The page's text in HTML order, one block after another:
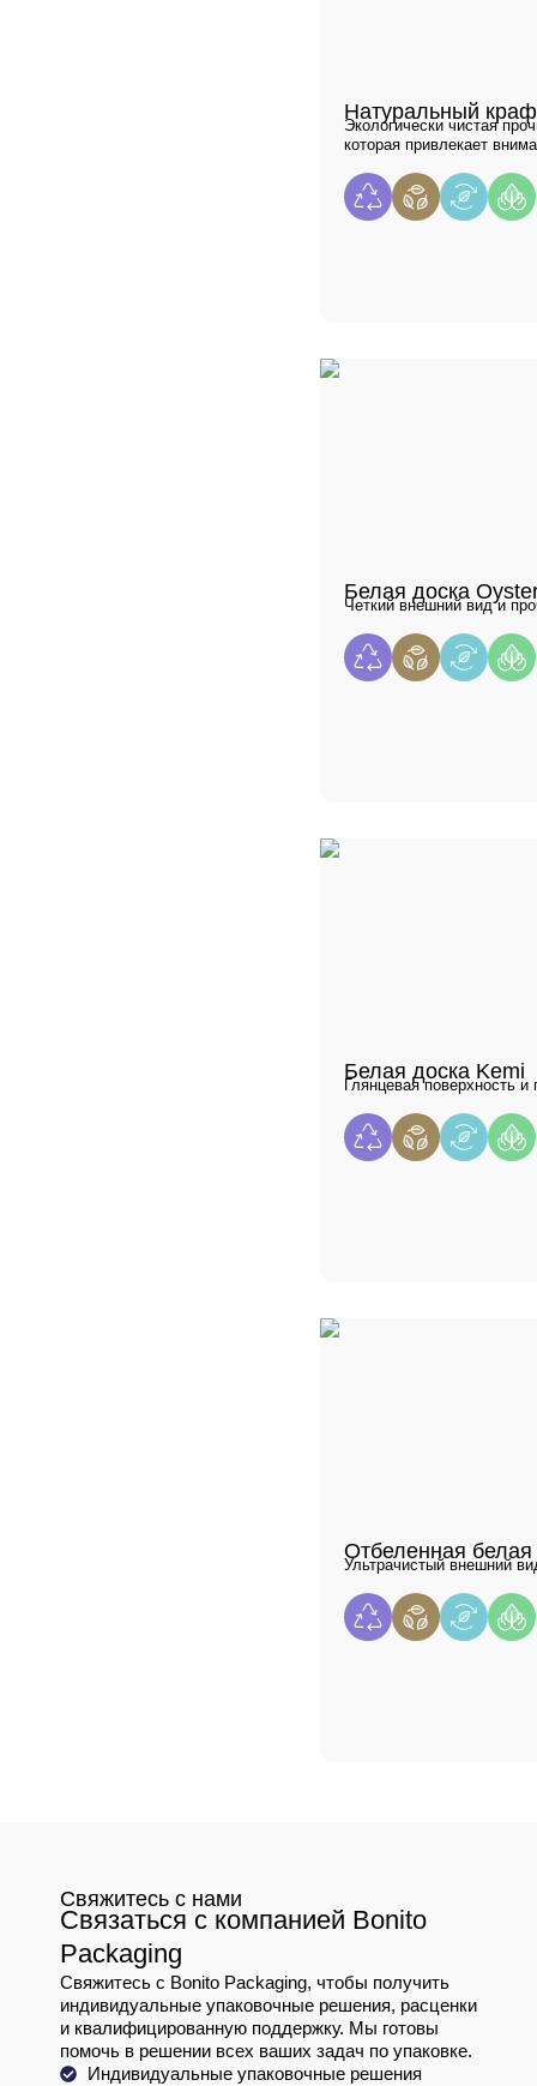
Натуральный
Экологически чистая
которая привлекает
Белая доска
Четкий внешний вид и
Белая доска Kemi
Глянцевая поверхность
Отбеленная белая
Ультрачистый внешний
Свяжитесь с нами
Связаться с компанией Bonito
Packaging
Свяжитесь с Bonito Packaging, чтобы получить
индивидуальные упаковочные решения, расценки
и квалифицированную поддержку. Мы готовы
помочь в решении всех ваших задач по упаковке.
Индивидуальные упаковочные решения